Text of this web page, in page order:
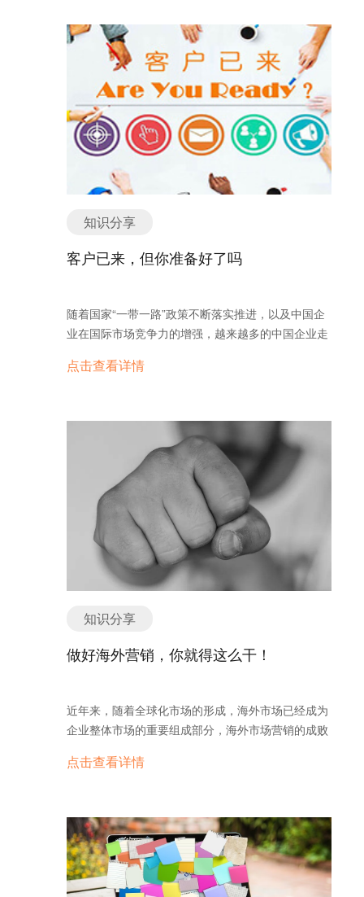
多，科技讯还不清楚这款手机到底有多么未来，但回
想一下Find系列之前的表现，这一款最新的FindX应
该也很让人期待。 在今年5月，OPPO已经宣布商用
3D结构光技术，从这个来看，FindX这款超级旗舰，
应该也必定会搭载这个功能，不过比iPhoneX更酷炫
的，之前OPPO展示的3D人脸识别中，这个功能竟然
还加入了活体检测，相当厉害。
知识分享
客户已来，但你准备好了吗
随着国家“一带一路”政策不断落实推进，以及中国企
业在国际市场竞争力的增强，越来越多的中国企业走
销也成为许多中国企业走向海外的重要途径。 然而，
盘量依旧很少。 问题出在哪里呢？ 问题在于你少了
一个关键的流量转化入口——在线客服。 据统计，在
企业没有在线客服系统的情况下，大概有97%的网站
访客会直接流失，企业销售机会大大减少。安装在线
客服系统后，流量成为询盘的转化率将提升50%以
上，其中通过客服对话形成的询盘转化为订单的概率
是网站留言的5倍以上。为什么在线客服系统有助于
提升企业的流量转化率？ 1.为客户多打开一扇了解企
业在线下开了一家实体店，客人在店里转了一圈儿，
没有发现接待人员，却只看到店里立了一个牌子
说“店家不在，有事请留言或拨打电话400-180-
店里买东西呢？ 所以，在线客服系统就相当于线下实
体店的导购人员。有了在线客服，客户不仅可以通过
客服在线对话与企业取得联系。 有了在线客服系统，
任感 在客户第一次访问企业的网站时，客户对企业的
产品质量、企业信用等一无所知，网页上的图片和文
字介绍并不能让客户卸下所有的防备心。在不信任的
情况下，客户并不愿意留下自己的姓名、电话和邮箱
点击查看详情
知识分享
做好海外营销，你就得这么干！
近年来，随着全球化市场的形成，海外市场已经成为
企业整体市场的重要组成部分，海外市场营销的成败
最关注的必定是内容为品牌带来的传播效果。 而海外
外媒统计，2017年海外线上内容转发Twitter占56%，
Facebook占 20%，Pinterest占14%，而剩下的不到
10%则分布在Google+、LinkedIn、WhatsApp等其
他平台及email渠道上。 那么，哪些内容更容易吸引
点击查看详情